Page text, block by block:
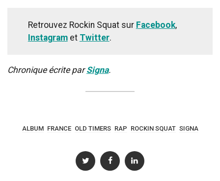
Retrouvez Rockin Squat sur Facebook,
Instagramet Twitter.
Chronique écrite parSigna.
ALBUM FRANCE OLD TIMERS RAP ROCKIN SQUAT SIGNA